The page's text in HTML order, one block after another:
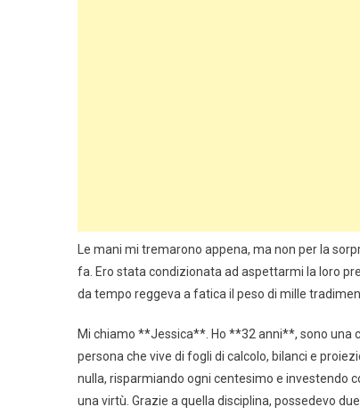
Le mani mi tremarono appena, ma non per la
fa. Ero stata condizionata ad aspettarmi la loro
da tempo reggeva a fatica il peso di mille
Mi chiamo **Jessica**. Ho **32 anni**, sono una
persona che vive di fogli di calcolo, bilanci e
nulla, risparmiando ogni centesimo e investendo
una virtù. Grazie a quella disciplina, possedevo